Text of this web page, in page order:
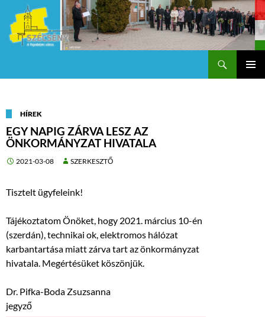
HÍREK
EGY NAPIG ZÁRVA LESZ AZ
ÖNKORMÁNYZAT HIVATALA
2021-03-08 SZERKESZTŐ
Tisztelt ügyfeleink!
Tájékoztatom Önöket, hogy 2021. március 10-én
(szerdán), technikai ok, elektromos hálózat
karbantartása miatt zárva tart az önkormányzat
hivatala. Megértésüket köszönjük.
Dr. Pifka-Boda Zsuzsanna
jegyző